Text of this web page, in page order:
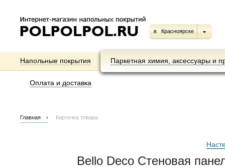
в Красноярске
Напольные покрытия Паркетная химия, аксессуары и
Оплата и доставка
Главная Карточка товара
Bello Deco Стеновая